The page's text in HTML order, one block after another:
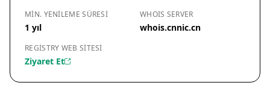
MIN. YENILEME SÜRESI
1 yıl
WHOIS SERVER
whois.cnnic.cn
REGISTRY WEB SITESI
Ziyaret Et